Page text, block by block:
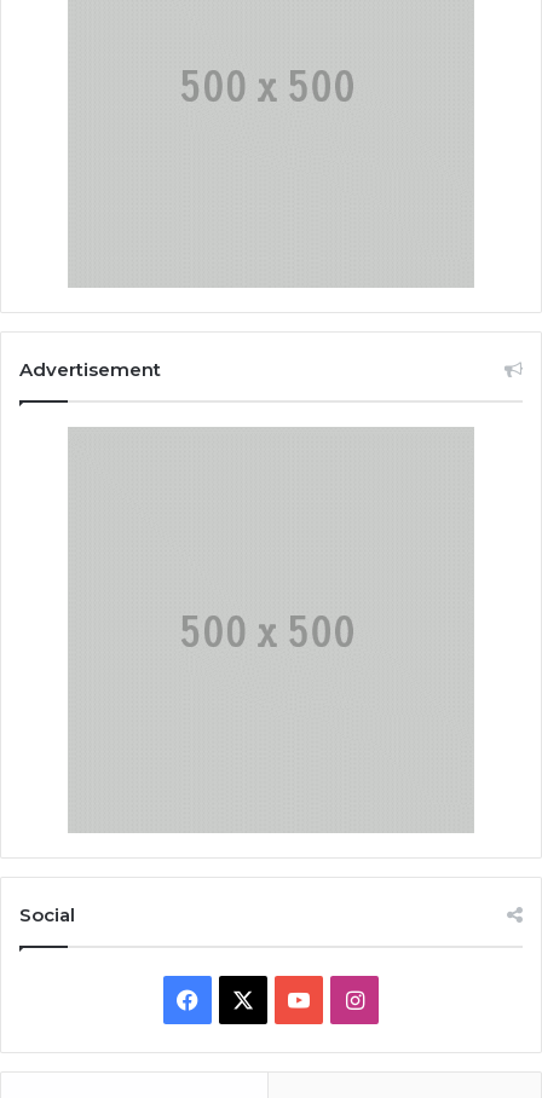
Advertisement
Social
Facebook YouTubeInstagram